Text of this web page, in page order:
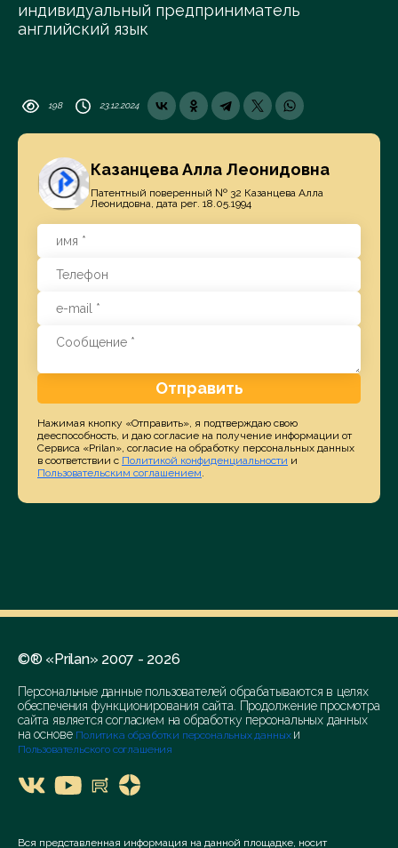
индивидуальный предприниматель
английский язык
198 23.12.2024
Казанцева Алла Леонидовна
Патентный поверенный № 32 Казанцева Алла
Леонидовна, дата рег. 18.05.1994
Отправить
Нажимая кнопку «Отправить», я подтверждаю свою
дееспособность, и даю согласие на получение информации от
Сервиса «Prilan», согласие на обработку персональных данных
в соответствии с Политикой конфиденциальности и
Пользовательским соглашением.
©® «Prilan» 2007 - 2026
Персональные данные пользователей обрабатываются в целях
обеспечения функционирования сайта. Продолжение просмотра
сайта является согласием на обработку персональных данных
на основе Политика обработки персональных данных и
Пользовательского соглашения
Вся представленная информация на данной площадке, носит